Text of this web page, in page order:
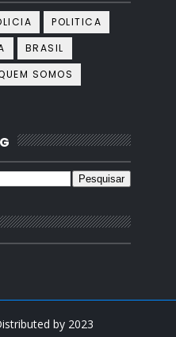
POLITICA
BRASIL
SOMOS
by 2023